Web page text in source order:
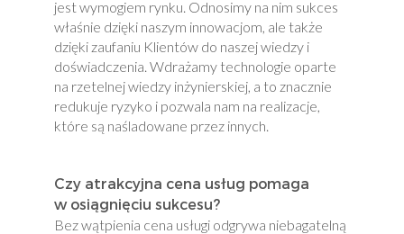
jest wymogiem rynku. Odnosimy na nim sukces
właśnie dzięki naszym innowacjom, ale także
dzięki zaufaniu Klientów do naszej wiedzy i
doświadczenia. Wdrażamy technologie oparte
na rzetelnej wiedzy inżynierskiej, a to znacznie
redukuje ryzyko i pozwala nam na realizacje,
które są naśladowane przez innych.
Czy atrakcyjna cena usług pomaga
w osiągnięciu sukcesu?
Bez wątpienia cena usługi odgrywa niebagatelną